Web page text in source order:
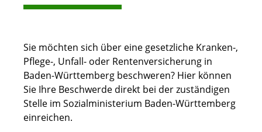
Sie möchten sich über eine gesetzliche Kranken-,
Pflege-, Unfall- oder Rentenversicherung in
Baden-Württemberg beschweren? Hier können
Sie Ihre Beschwerde direkt bei der zuständigen
Stelle im Sozialministerium Baden-Württemberg
einreichen.